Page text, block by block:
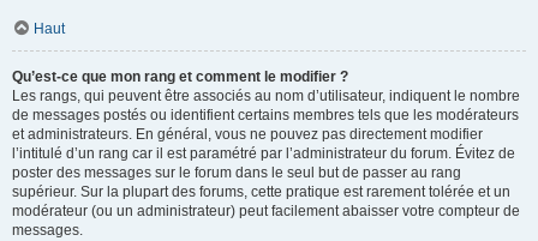
Haut
Qu’est-ce que mon rang et comment le modifier ?
Les rangs, qui peuvent être associés au nom d’utilisateur, indiquent le nombre
de messages postés ou identifient certains membres tels que les modérateurs
et administrateurs. En général, vous ne pouvez pas directement modifier
l’intitulé d’un rang car il est paramétré par l’administrateur du forum. Évitez de
poster des messages sur le forum dans le seul but de passer au rang
supérieur. Sur la plupart des forums, cette pratique est rarement tolérée et un
modérateur (ou un administrateur) peut facilement abaisser votre compteur de
messages.